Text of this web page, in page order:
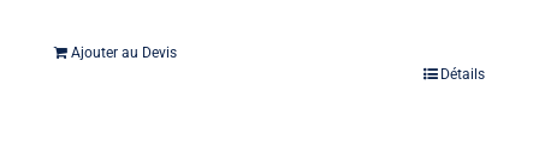
Ajouter au Devis
Détails